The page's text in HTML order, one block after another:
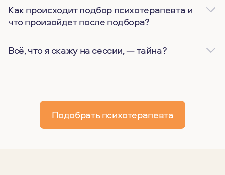
Как происходит подбор психотерапевта и
что произойдет после подбора?
Всё, что я скажу на сессии, — тайна?
Подобрать психотерапевта